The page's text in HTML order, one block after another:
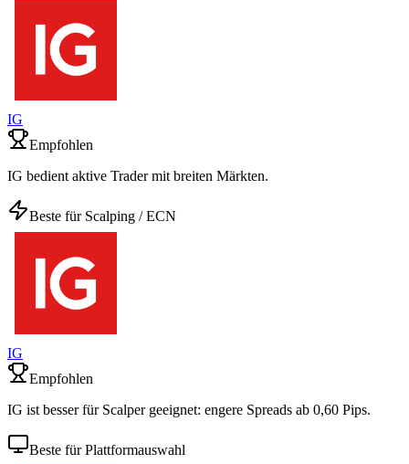
IG
Empfohlen
IG bedient aktive Trader mit breiten Märkten.
Beste für Scalping / ECN
IG
Empfohlen
IG ist besser für Scalper geeignet: engere Spreads ab 0,60 Pips.
Beste für Plattformauswahl